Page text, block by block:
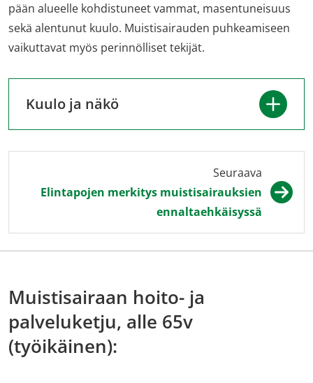
pään alueelle kohdistuneet vammat, masentuneisuus
sekä alentunut kuulo. Muistisairauden puhkeamiseen
vaikuttavat myös perinnölliset tekijät.
Kuulo ja näkö
Seuraava
Elintapojen merkitys muistisairauksien
ennaltaehkäisyssä
Muistisairaan hoito- ja
palveluketju, alle 65v
(työikäinen):